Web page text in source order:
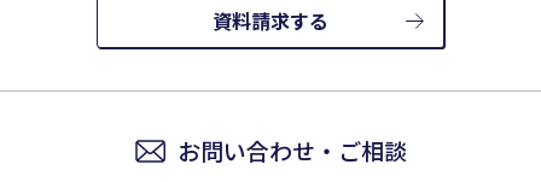
資料請求する
お問い合わせ・ご相談